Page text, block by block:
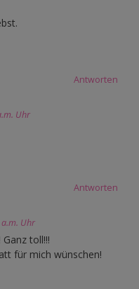
Antworten
Uhr
Antworten
a.m. Uhr
toll!!!
für mich wünschen!